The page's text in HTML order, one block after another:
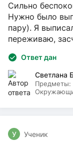
Сильно
Нужно было
пару). Я
переживаю,
Ответ дан
Светлана
Предметы:
У Ученик